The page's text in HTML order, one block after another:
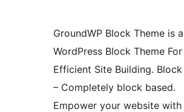
GroundWP Block Theme is a
WordPress Block Theme For
Efficient Site Building. Block
– Completely block based.
Empower your website with